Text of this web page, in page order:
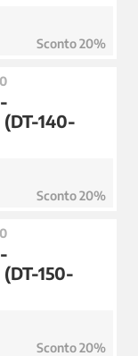
Sconto 20%
(DT-140-
Sconto 20%
150-
Sconto 20%